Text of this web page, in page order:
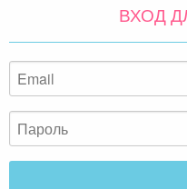
ВХОД